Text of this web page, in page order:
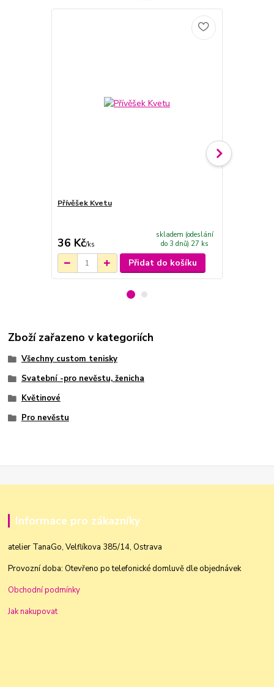
Přívěšek Kvetu
36 Kč/ks
skladem (odeslání
do 3 dnů) 27 ks
Přidat do košíku
Zboží zařazeno v kategoriích
Všechny custom tenisky
Svatební -pro nevěstu, ženicha
Květinové
Pro nevěstu
Informace pro zákazníky
atelier TanaGo, Velflíkova 385/14, Ostrava
Provozní doba: Otevřeno po telefonické domluvě dle objednávek
Obchodní podmínky
Jak nakupovat